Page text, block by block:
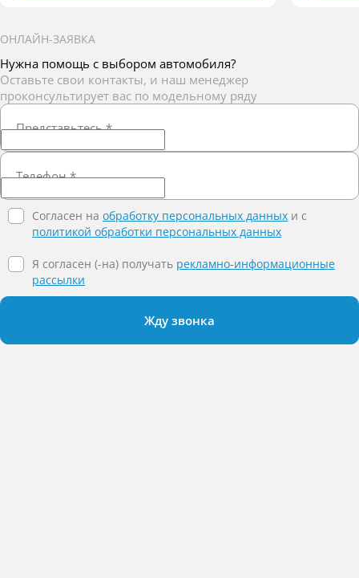
ОНЛАЙН-ЗАЯВКА
Нужна помощь с выбором автомобиля?
Оставьте свои контакты, и наш менеджер
проконсультирует вас по модельному ряду
Представьтесь*
Телефон*
Согласен на обработку персональных данных и c
политикой обработки персональных данных
Я согласен (-на) получать рекламно-информационные
рассылки
Жду звонка